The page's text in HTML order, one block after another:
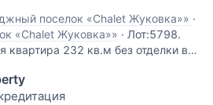
поселок «Chalet Жуковка»» ·
«Chalet Жуковка»» · Лот:5798.
квартира 232 кв.м без отделки в
можно
гостиную с отличным балконом,
с ванными комнатами и